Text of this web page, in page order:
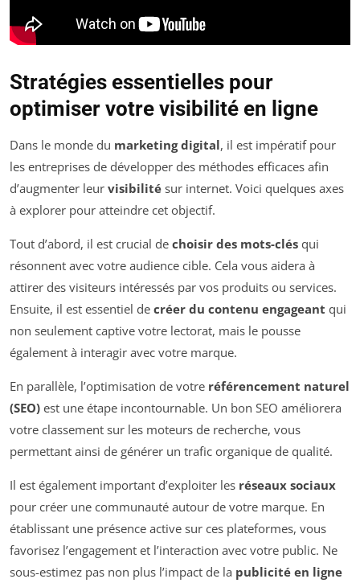
Stratégies essentielles pour
optimiser votre visibilité en ligne
Dans le monde du marketing digital, il est impératif pour
les entreprises de développer des méthodes efficaces afin
d’augmenter leur visibilité sur internet. Voici quelques axes
à explorer pour atteindre cet objectif.
Tout d’abord, il est crucial de choisir des mots-clés qui
résonnent avec votre audience cible. Cela vous aidera à
attirer des visiteurs intéressés par vos produits ou services.
Ensuite, il est essentiel de créer du contenu engageant qui
non seulement captive votre lectorat, mais le pousse
également à interagir avec votre marque.
En parallèle, l’optimisation de votre référencement naturel
(SEO) est une étape incontournable. Un bon SEO améliorera
votre classement sur les moteurs de recherche, vous
permettant ainsi de générer un trafic organique de qualité.
Il est également important d’exploiter les réseaux sociaux
pour créer une communauté autour de votre marque. En
établissant une présence active sur ces plateformes, vous
favorisez l’engagement et l’interaction avec votre public. Ne
sous-estimez pas non plus l’impact de la publicité en ligne